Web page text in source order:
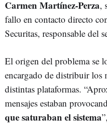
Carmen Martínez-Perza,
fallo en contacto directo
Securitas, responsable del
El origen del problema se
encargado de distribuir los
distintas plataformas.
mensajes estaban
que saturaban el sistema